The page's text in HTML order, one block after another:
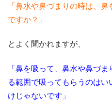
「鼻水や鼻づまりの時は、
ですか？」
とよく聞かれますが、
「鼻を吸って、鼻水や鼻づ
る範囲で吸ってもらうのは
けじゃないです」